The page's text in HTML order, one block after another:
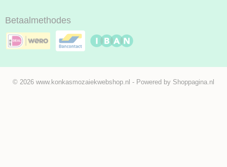
Betaalmethodes
© 2026 www.konkasmozaiekwebshop.nl - Powered by Shoppagina.nl